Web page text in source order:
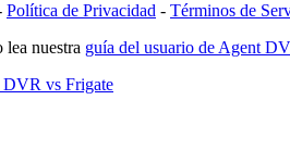
Política de Privacidad - Términos de
lea nuestra guía del usuario de Agent
DVR vs Frigate